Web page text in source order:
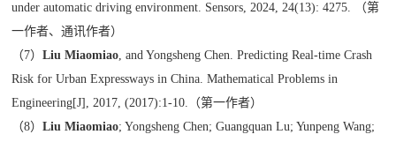
under automatic driving environment. Sensors, 2024, 24(13): 4275.
（第
一作者、通讯作者）
（7）Liu Miaomiao, and Yongsheng Chen. Predicting Real-time Crash
Risk for Urban Expressways in China. Mathematical Problems in
Engineering[J], 2017, (2017):1-10. （第一作者）
（8）Liu Miaomiao; Yongsheng Chen; Guangquan Lu; Yunpeng Wang;